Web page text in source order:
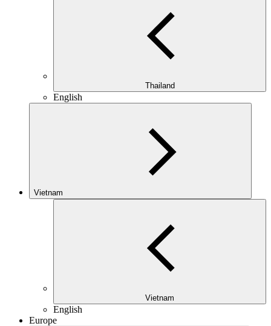
Thailand
English
Vietnam
Vietnam
English
Europe